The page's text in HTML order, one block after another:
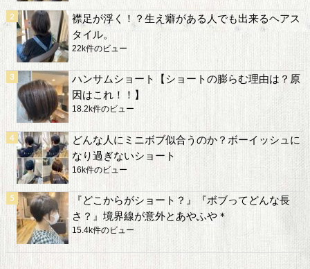
襟足が浮く！？生え癖がある人でも出来るヘアス
タイル。
22k件のビュー
ハンサムショート【ショートの膨らむ理由は？原
因はこれ！！】
18.2k件のビュー
どんな人にミニボブ似合うのか？ボーイッシュに
なり過ぎないショート
16k件のビュー
『どこからがショート？』『ボブってどんな長
さ？』境界線が意外とあやふや＊
15.4k件のビュー